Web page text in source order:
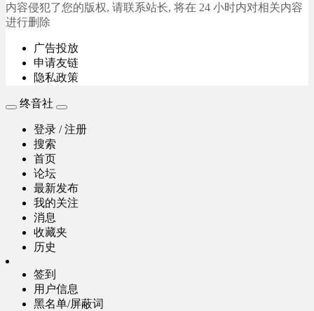
内容侵犯了您的版权, 请联系站长, 将在 24 小时内对相关内容
进行删除
广告投放
申请友链
隐私政策
终音社
登录 / 注册
搜索
首页
论坛
最新发布
我的关注
消息
收藏夹
历史
签到
用户信息
黑名单/屏蔽词